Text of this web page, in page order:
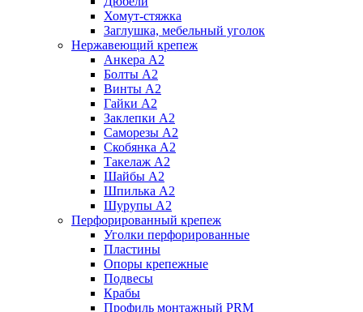
Хомут-стяжка
Заглушка, мебельный уголок
Нержавеющий крепеж
Анкера А2
Болты А2
Винты А2
Гайки А2
Заклепки А2
Саморезы А2
Скобянка А2
Такелаж А2
Шайбы А2
Шпилька А2
Шурупы А2
Перфорированный крепеж
Уголки перфорированные
Пластины
Опоры крепежные
Подвесы
Крабы
Профиль монтажный PRM